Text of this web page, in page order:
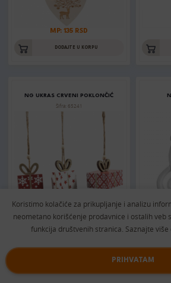
MP: 135 RSD
DODAJTE U KORPU
NG UKRAS CRVENI POKLONČIĆ
Šifra: 65241
Koristimo kolačiće za prikupljanje i analizu
neometano korišćenje prodavnice i ostalih veb
funkcija društvenih stranica. Saznajte više
PRIHVATAM